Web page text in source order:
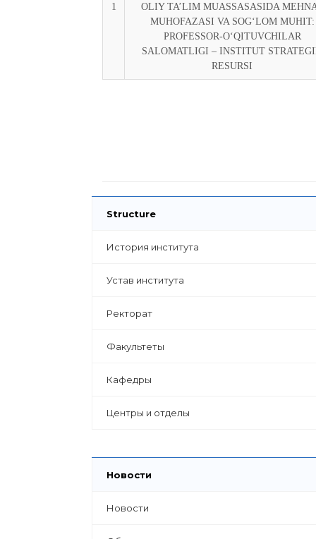
1
OLIY TA’LIM MUASSASASIDA
MUHOFAZASI VA SOG‘LOM MUHIT:
PROFESSOR-O‘QITUVCHILAR
SALOMATLIGI – INSTITUT
RESURSI
Structure
История института
Устав института
Ректорат
Факультеты
Кафедры
Центры и отделы
Новости
Новости